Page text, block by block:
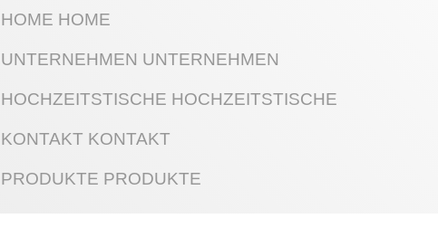
HOME HOME
UNTERNEHMEN UNTERNEHMEN
HOCHZEITSTISCHE HOCHZEITSTISCHE
KONTAKT KONTAKT
PRODUKTE PRODUKTE